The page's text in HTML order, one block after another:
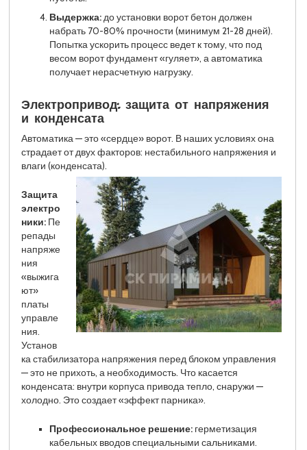
Выдержка:до установки ворот бетон должен
набрать 70-80% прочности (минимум 21-28 дней).
Попытка ускорить процесс ведет к тому, что под
весом ворот фундамент «гуляет», а автоматика
получает нерасчетную нагрузку.
Электропривод: защита от напряжения
и конденсата
Автоматика — это «сердце» ворот. В наших условиях она
страдает от двух факторов: нестабильного напряжения и
влаги (конденсата).
Защита
электро
ники: Пе
репады
напряже
ния
«выжига
ют»
платы
управле
ния.
Установ
ка стабилизатора напряжения перед блоком управления
— это не прихоть, а необходимость. Что касается
конденсата: внутри корпуса привода тепло, снаружи —
холодно. Это создает «эффект парника».
Профессиональное решение:герметизация
кабельных вводов специальными сальниками.